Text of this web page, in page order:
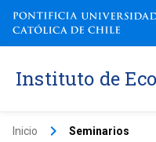
Instituto de
Inicio keyboard_arrow_right Seminarios